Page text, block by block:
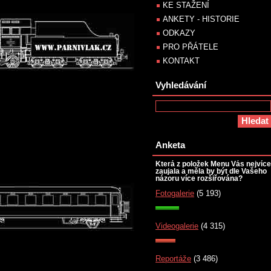
KE STAŽENÍ
ANKETY - HISTORIE
ODKAZY
PRO PŘÁTELE
KONTAKT
Vyhledávání
Anketa
Která z položek Menu Vás nejvíce
zaujala a měla by být dle Vašeho
názoru více rozšiřována?
Fotogalerie (5 193)
Videogalerie (4 315)
Reportáže (3 486)